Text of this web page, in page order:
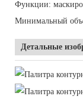
Функции:
Минимальный
Детальные